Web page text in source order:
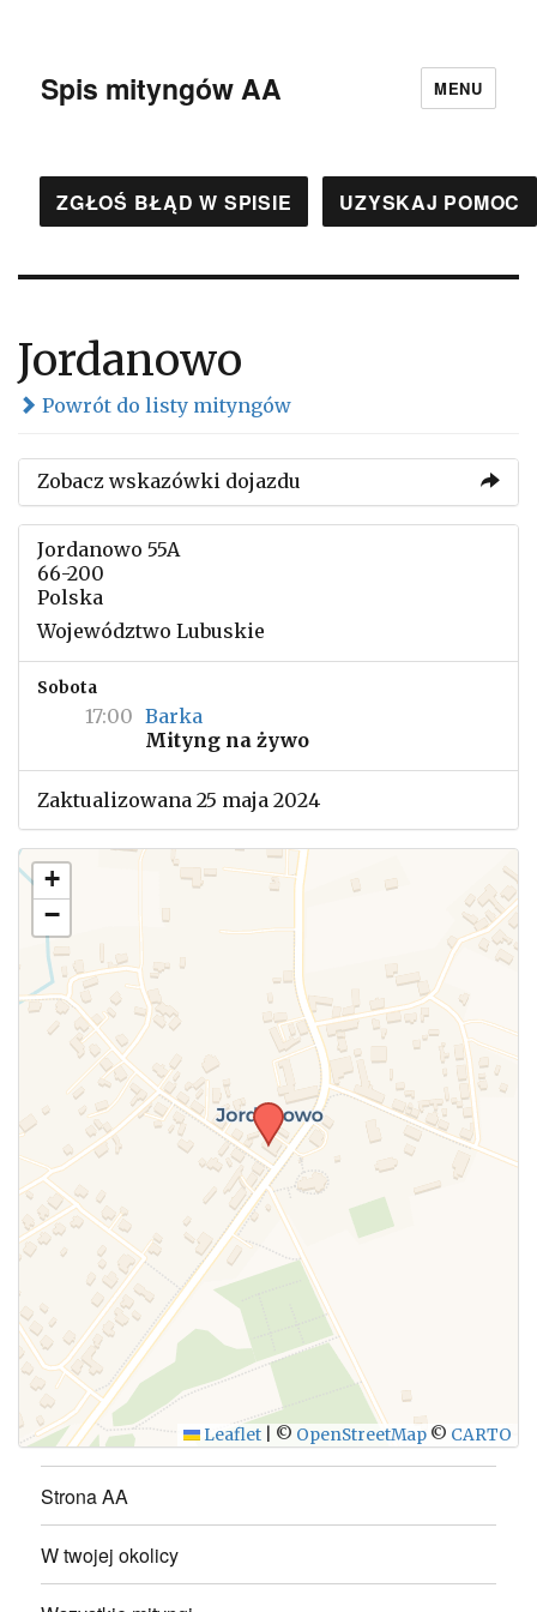
Spis mityngów AA MENU
ZGŁOŚ BŁĄD W SPISIE UZYSKAJ POMOC
Jordanowo
Powrót do listy mityngów
Zobacz wskazówki dojazdu
Jordanowo 55A
66-200
Polska
Województwo Lubuskie
Sobota
17:00 Barka
Mityng na żywo
Zaktualizowana 25 maja 2024
+
−
Leaflet © OpenStreetMap © CARTO
Strona AA
W twojej okolicy